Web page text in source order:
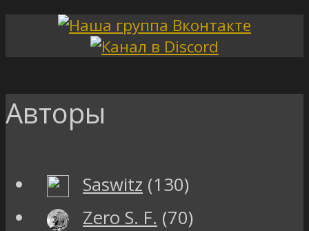
Авторы
Saswitz (130)
Zero S. F. (70)